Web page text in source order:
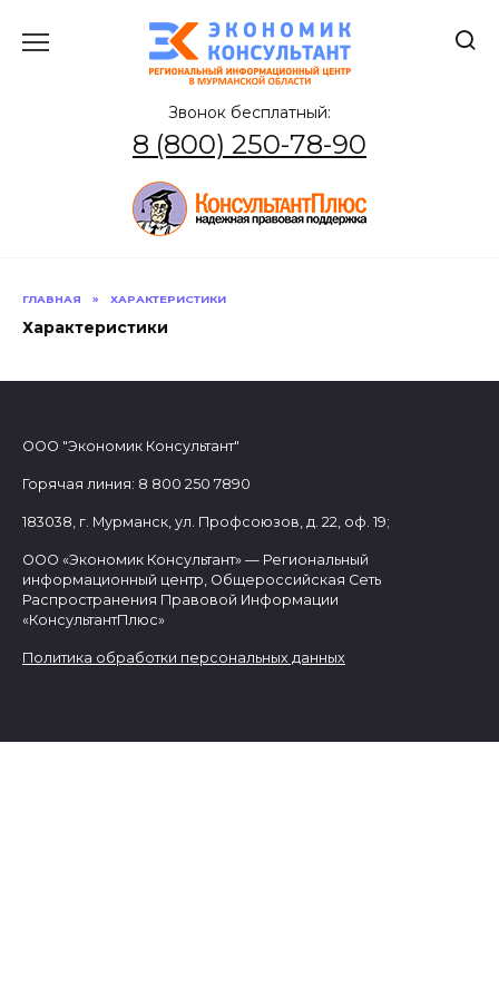
содержанию
Звонок бесплатный:
8 (800) 250-78-90
ГЛАВНАЯ » ХАРАКТЕРИСТИКИ
Характеристики
ООО "Экономик Консультант"
Горячая линия: 8 800 250 7890
183038, г. Мурманск, ул. Профсоюзов, д. 22, оф. 19;
ООО «Экономик Консультант» — Региональный
информационный центр, Общероссийская Сеть
Распространения Правовой Информации
«КонсультантПлюс»
Политика обработки персональных данных